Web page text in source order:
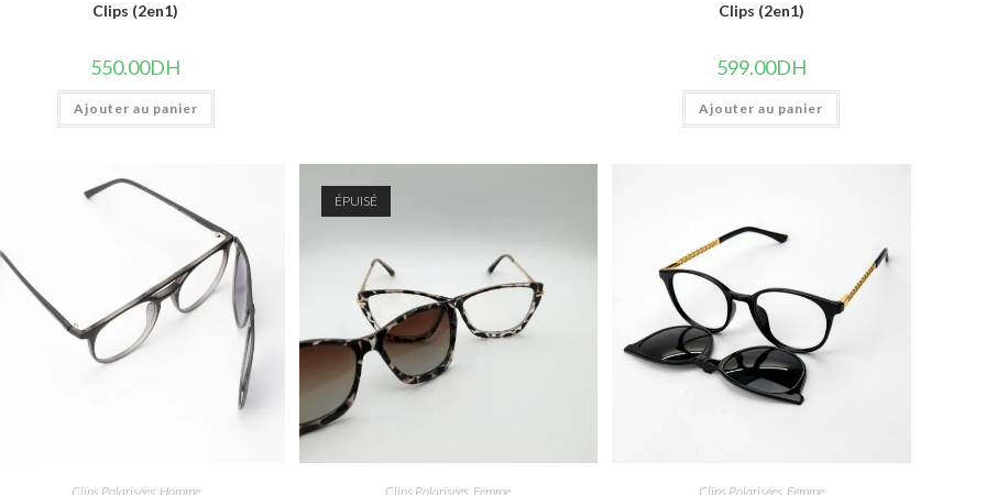
Clips (2en1)
550.00DH
Ajouter au panier
Clips (2en1)
599.00DH
Ajouter au panier
Clips Polarisées Homme
ÉPUISÉ
Clips Polarisées Femme Clips Polarisées Femme